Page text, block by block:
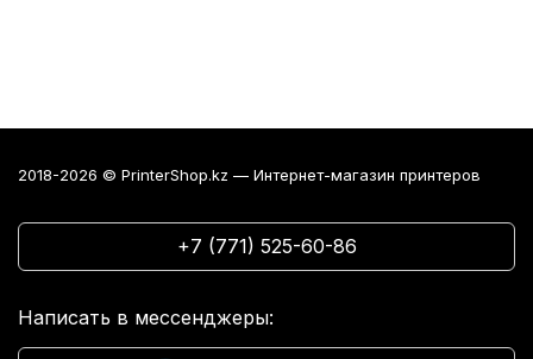
2018-2026 © PrinterShop.kz — Интернет-магазин принтеров
+7 (771) 525-60-86
Написать в мессенджеры: